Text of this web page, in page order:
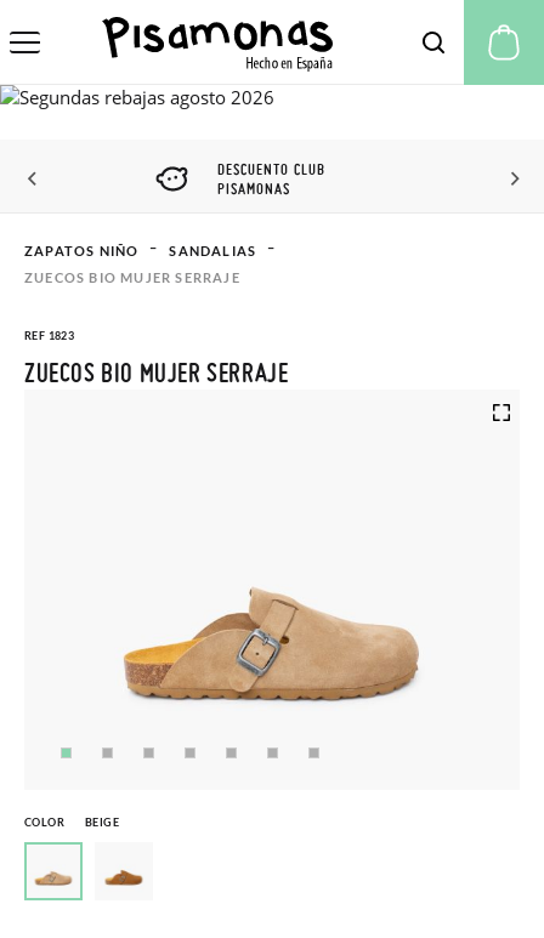
DESCUENTO CLUB
PISAMONAS
ZAPATOS NIÑO
SANDALIAS
ZUECOS BIO MUJER SERRAJE
REF 1823
ZUECOS BIO MUJER SERRAJE
COLOR BEIGE